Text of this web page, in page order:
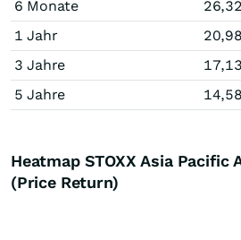
6 Monate
1 Jahr
3 Jahre
5 Jahre
Heatmap STOXX Asia Pacific
(Price Return)